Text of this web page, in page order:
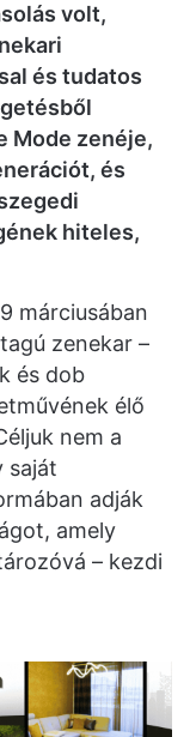
volt,
és tudatos
Mode zenéje,
és
hiteles,
márciusában
zenekar –
és dob
élő
nem a
saját
adják
amely
– kezdi